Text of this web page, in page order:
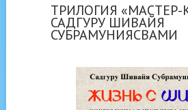
ТРИЛОГИЯ «МАСТЕР-
САДГУРУ ШИВАЙЯ
СУБРАМУНИЯСВАМИ